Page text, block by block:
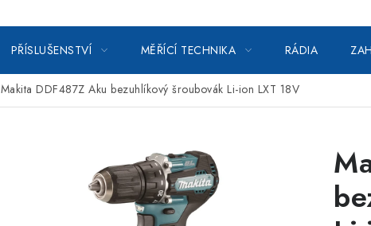
PŘÍSLUŠENSTVÍ MĚŘÍCÍ TECHNIKA RÁDIA
Makita DDF487Z Aku bezuhlíkový šroubovák Li-ion LXT 18V